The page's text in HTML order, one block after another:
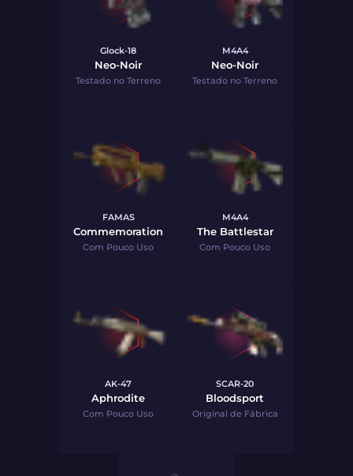
Glock-18
Neo-Noir
Testado no Terreno
M4A4
Neo-Noir
Testado no Terreno
FAMAS
Commemoration
Com Pouco Uso
M4A4
The Battlestar
Com Pouco Uso
AK-47
Aphrodite
Com Pouco Uso
SCAR-20
Bloodsport
Original de Fábrica